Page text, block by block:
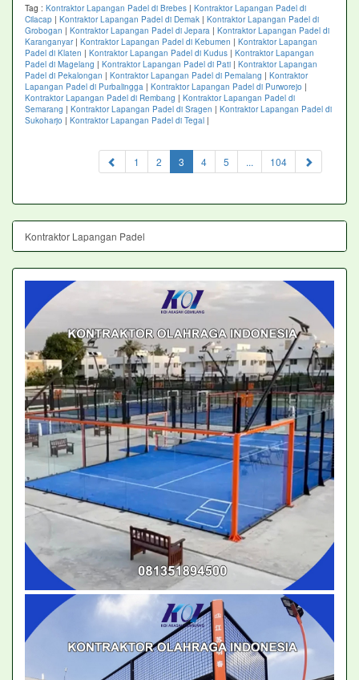
Tag : Kontraktor Lapangan Padel di Brebes | Kontraktor Lapangan Padel di
Cilacap | Kontraktor Lapangan Padel di Demak | Kontraktor Lapangan Padel di
Grobogan | Kontraktor Lapangan Padel di Jepara | Kontraktor Lapangan Padel di
Karanganyar| Kontraktor Lapangan Padel di Kebumen | Kontraktor Lapangan
Padel di Klaten | Kontraktor Lapangan Padel di Kudus | Kontraktor Lapangan
Padel di Magelang | Kontraktor Lapangan Padel di Pati | Kontraktor Lapangan
Padel di Pekalongan | Kontraktor Lapangan Padel di Pemalang | Kontraktor
Lapangan Padel di Purbalingga | Kontraktor Lapangan Padel di Purworejo |
Kontraktor Lapangan Padel di Rembang | Kontraktor Lapangan Padel di
Semarang | Kontraktor Lapangan Padel di Sragen | Kontraktor Lapangan Padel di
Sukoharjo | Kontraktor Lapangan Padel di Tegal |
1 2 3 (current)
4 5 ... 104
Kontraktor Lapangan Padel